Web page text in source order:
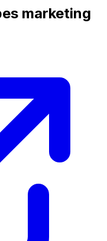
marketing